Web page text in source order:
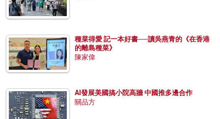
種菜得愛 記一本好書──讀吳燕青的《在香港
的離島種菜》
陳家偉
AI發展美國搞小院高牆 中國推多邊合作
關品方